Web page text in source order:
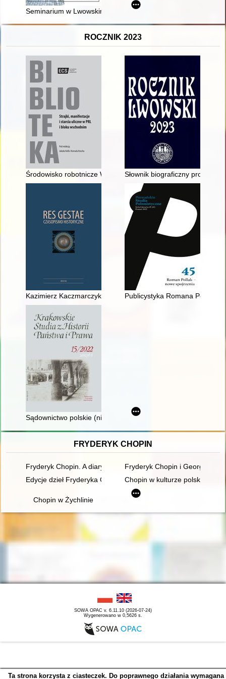
Seminarium w Lwowskim Muzeum Historii Religii, 17 listopada
ROCZNIK 2023
Środowisko robotnicze Wybrzeża Gdańskiego w latach
Słownik biograficzny
Kazimierz Kaczmarczyk (1878-1966) - recenzja]
Publicystyka Romana Pollaka
Sądownictwo polskie (nieniemieckie) w dystrykcie lubelskim
FRYDERYK CHOPIN
Fryderyk Chopin. A diary in images. Original idea and text by
Fryderyk Chopin i George
Edycje dzieł Fryderyka Chopina w warszawskiej oficynie
Chopin w kulturze polskiej
Chopin w Żychlinie
SOWA OPAC v. 6.11.10 (2026-07-24)
Wygenerowano w 0,5626 s.
Ta strona korzysta z ciasteczek. Do poprawnego działania wymagana